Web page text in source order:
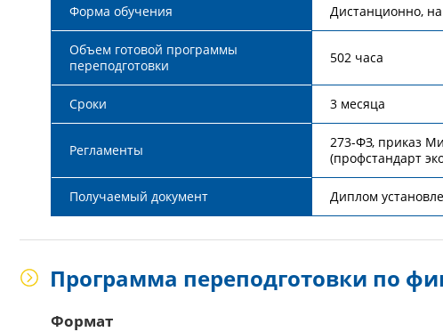
Форма обучения Дистанционно,
Объем готовой программы
переподготовки
502 часа
Сроки 3 месяца
Регламенты
273-ФЗ, приказ
(профстандарт
Получаемый документ Диплом
Программа переподготовки по
Формат